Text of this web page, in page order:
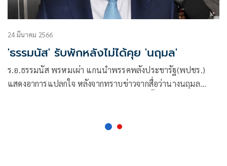
24 มีนาคม 2566
'ธรรมนัส' รับพักหลังไม่ได้คุย 'นฤมล'
ร.อ.ธรรมนัส พรหมเผ่า แกนนำพรรคพลังประชารัฐ(พปชร.)
แสดงอาการแปลกใจ หลังจากทราบข่าวจากสื่อว่านางนฤมล